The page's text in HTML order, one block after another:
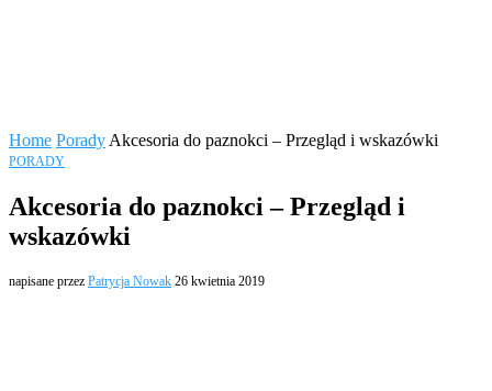
Home Porady Akcesoria do paznokci – Przegląd i wskazówki
PORADY
Akcesoria do paznokci – Przegląd i
wskazówki
napisane przez Patrycja Nowak 26 kwietnia 2019